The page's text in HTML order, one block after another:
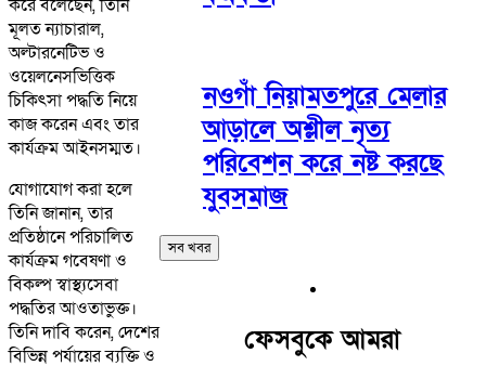
করে বলেছেন, তিনি
মূলত ন্যাচারাল,
অল্টারনেটিভ ও
ওয়েলনেসভিত্তিক
চিকিৎসা পদ্ধতি নিয়ে
কাজ করেন এবং তার
কার্যক্রম আইনসম্মত।
যোগাযোগ করা হলে
তিনি জানান, তার
প্রতিষ্ঠানে পরিচালিত
কার্যক্রম গবেষণা ও
বিকল্প স্বাস্থ্যসেবা
পদ্ধতির আওতাভুক্ত।
তিনি দাবি করেন, দেশের
বিভিন্ন পর্যায়ের ব্যক্তি ও
নওগাঁ নিয়ামতপুরে মেলার
আড়ালে অশ্লীল নৃত্য
পরিবেশন করে নষ্ট করছে
যুবসমাজ
সব খবর
ফেসবুকে আমরা